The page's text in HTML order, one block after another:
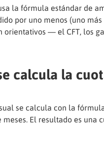
la fórmula estándar de
por uno menos (uno
orientativos — el CFT, los
calcula la
se calcula con la
meses. El resultado es una